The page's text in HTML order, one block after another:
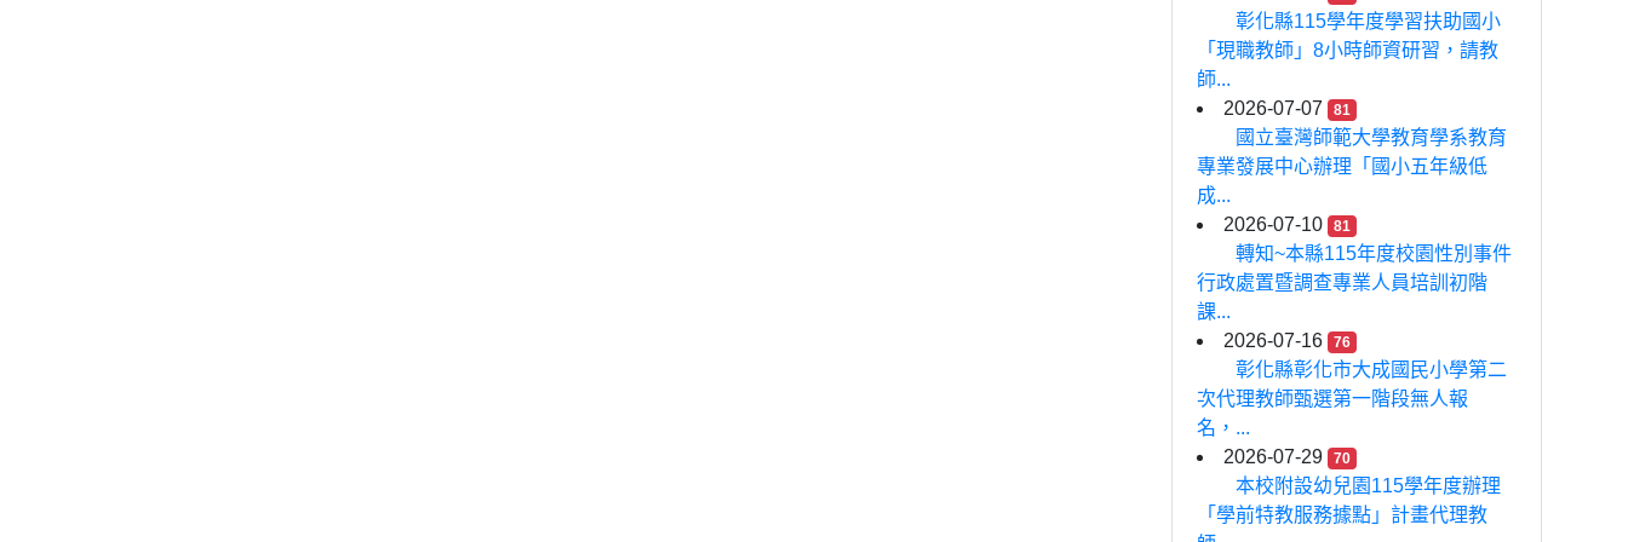
彰化縣115學年度學習扶助國小
「現職教師」8小時師資研習，請教
師...
2026-07-07
81
國立臺灣師範大學教育學系教育
專業發展中心辦理「國小五年級低
成...
2026-07-10
81
轉知~本縣115年度校園性別事件
行政處置暨調查專業人員培訓初階
課...
2026-07-16
76
彰化縣彰化市大成國民小學第二
次代理教師甄選第一階段無人報
名，...
2026-07-29
70
本校附設幼兒園115學年度辦理
「學前特教服務據點」計畫代理教